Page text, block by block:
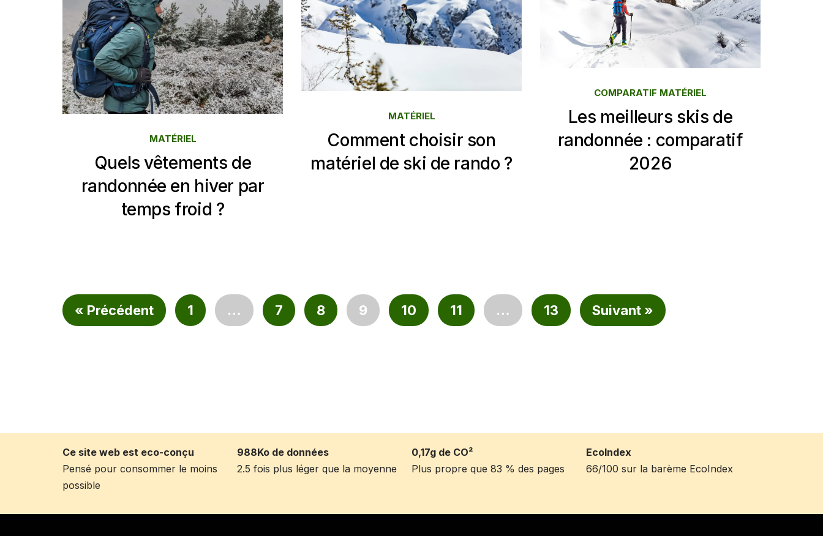
Quels vêtements de
randonnée en hiver par
temps froid ?
MATÉRIEL
Comment choisir son
matériel de ski de rando ?
MATÉRIEL
Les meilleurs skis de
randonnée : comparatif
2026
COMPARATIF MATÉRIEL
« Précédent 1 … 7 8 9 10 11 … 13 Suivant »
Ce site web est eco-conçu
Pensé pour consommer le moins
possible
988Ko de données
2.5 fois plus léger que la moyenne
0,17g de CO²
Plus propre que 83 % des pages
EcoIndex
66/100 sur la barème EcoIndex